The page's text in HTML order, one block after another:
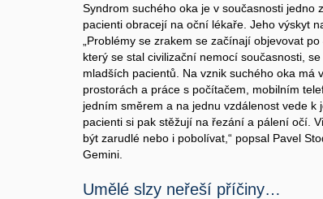
Syndrom suchého oka je v současnosti jedno
pacienti obracejí na oční lékaře. Jeho výskyt
„Problémy se zrakem se začínají objevovat
který se stal civilizační nemocí současnosti,
mladších pacientů. Na vznik suchého oka má
prostorách a práce s počítačem, mobilním
jedním směrem a na jednu vzdálenost vede k
pacienti si pak stěžují na řezání a pálení očí.
být zarudlé nebo i pobolívat,“ popsal Pavel
Gemini.
Umělé slzy neřeší příčiny…